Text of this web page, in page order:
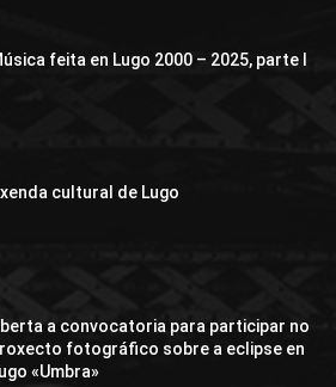
feita en Lugo 2000 – 2025, parte I
cultural de Lugo
a convocatoria para participar no
fotográfico sobre a eclipse en
«Umbra»